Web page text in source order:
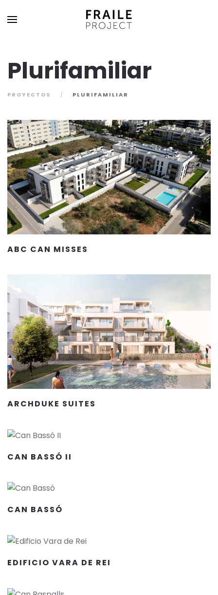
Plurifamiliar
PROYECTOS PLURIFAMILIAR
ABC CAN MISSES
ARCHDUKE SUITES
CAN BASSÓ II
CAN BASSÓ
EDIFICIO VARA DE REI